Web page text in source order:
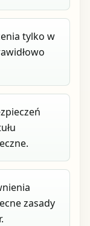
tylko w
zasady